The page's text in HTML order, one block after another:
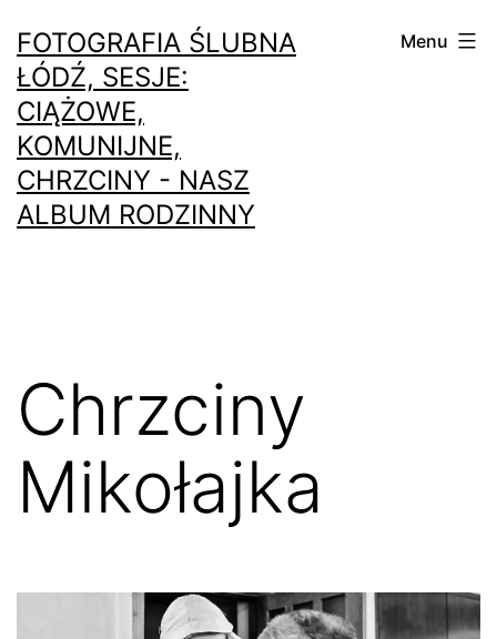
do
treści
FOTOGRAFIA ŚLUBNA
ŁÓDŹ, SESJE:
CIĄŻOWE,
KOMUNIJNE,
CHRZCINY - NASZ
ALBUM RODZINNY
Menu
Chrzciny
Mikołajka